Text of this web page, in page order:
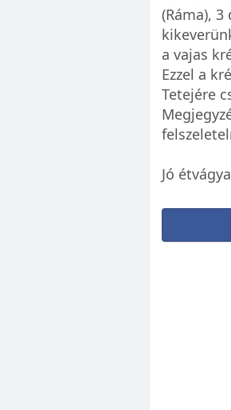
(Ráma),
a vajas
Ezzel a
Tetejére
Jó